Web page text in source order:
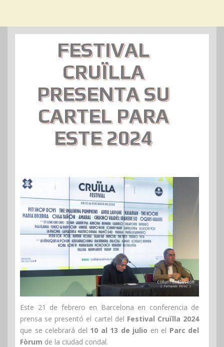
FESTIVAL
CRUÏLLA
PRESENTA SU
CARTEL PARA
ESTE 2024
Este 21 de febrero en Barcelona en conferencia de
prensa se presentó el cartel del Festival Cruïlla 2024
que se celebrará del 10 al 13 de julio en el Parc del
Fòrum de la ciudad condal.